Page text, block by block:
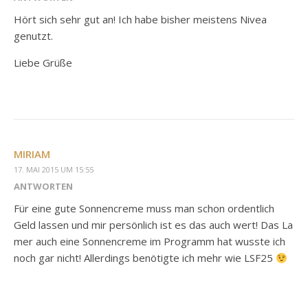
Hört sich sehr gut an! Ich habe bisher meistens Nivea
genutzt.
Liebe Grüße
MIRIAM
17. MAI 2015 UM 15:55
ANTWORTEN
Für eine gute Sonnencreme muss man schon ordentlich
Geld lassen und mir persönlich ist es das auch wert! Das La
mer auch eine Sonnencreme im Programm hat wusste ich
noch gar nicht! Allerdings benötigte ich mehr wie LSF25